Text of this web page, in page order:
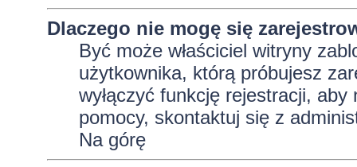
Dlaczego nie mogę się
Być może właściciel witryny
użytkownika, którą próbujesz
wyłączyć funkcję rejestracji,
pomocy, skontaktuj się z
Na górę